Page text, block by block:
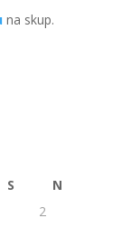
na skup.
S
N
2